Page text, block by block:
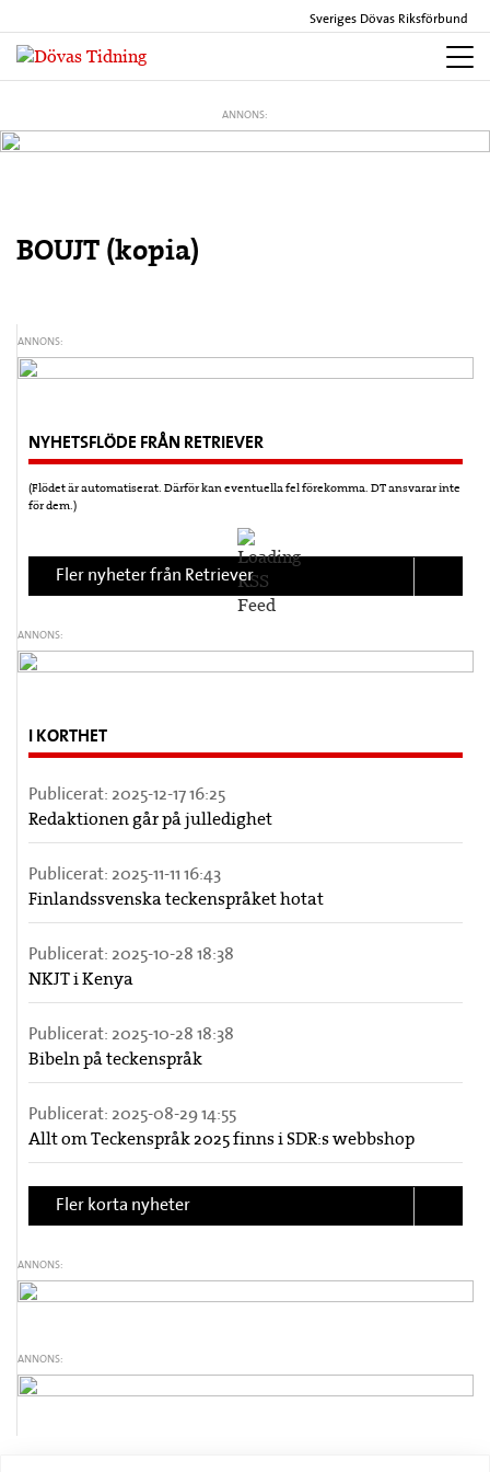
Sveriges Dövas Riksförbund
ANNONS:
BOUJT (kopia)
ANNONS:
NYHETSFLÖDE FRÅN RETRIEVER
(Flödet är automatiserat. Därför kan eventuella fel förekomma. DT ansvarar inte
för dem.)
Fler nyheter från Retriever
ANNONS:
I KORTHET
Publicerat: 2025-12-17 16:25
Redaktionen går på julledighet
Publicerat: 2025-11-11 16:43
Finlandssvenska teckenspråket hotat
Publicerat: 2025-10-28 18:38
NKJT i Kenya
Publicerat: 2025-10-28 18:38
Bibeln på teckenspråk
Publicerat: 2025-08-29 14:55
Allt om Teckenspråk 2025 finns i SDR:s webbshop
Fler korta nyheter
ANNONS:
ANNONS: